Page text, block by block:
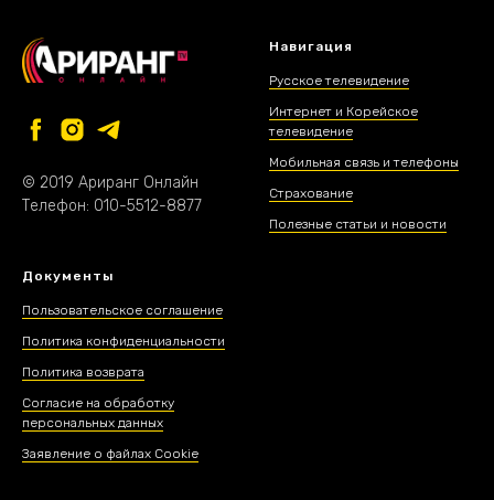
© 2019 Ариранг Онлайн
Телефон: 010-5512-8877
Навигация
Русское телевидение
Интернет и Корейское
телевидение
Мобильная связь и телефоны
Страхование
Полезные статьи и новости
Документы
Пользовательское соглашение
Политика конфиденциальности
Политика возврата
Согласие на обработку
персональных данных
Заявление о файлах Cookie